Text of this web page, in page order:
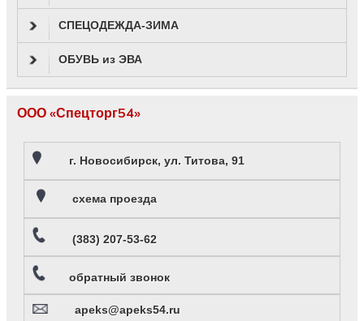
СПЕЦОДЕЖДА-ЗИМА
ОБУВЬ из ЭВА
ООО «Спецторг54»
г. Новосибирск, ул. Титова, 91
схема проезда
(383) 207-53-62
обратный звонок
apeks@apeks54.ru